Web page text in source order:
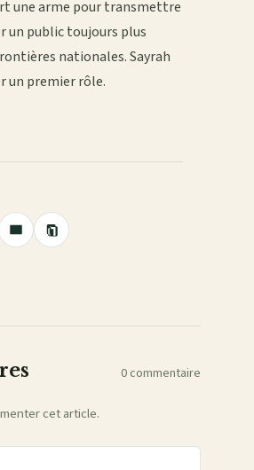
une arme pour transmettre
un public toujours plus
nationales. Sayrah
un premier rôle.
Partager
Copier
le
0 commentaire
cet article.